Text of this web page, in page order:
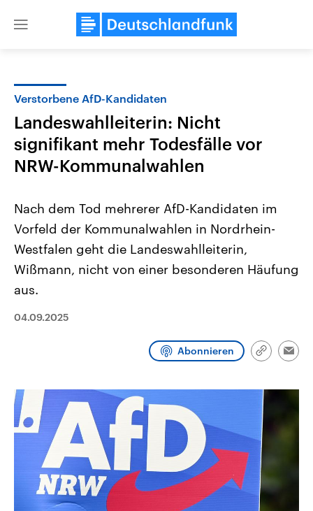
Close
USA
Aktuelle Beiträge, Analysen und
Hintergründe
Wirtschaftlich und militärisch
gehören die Vereinigten Staaten zu
aktuelle Weltgeschehen.
Nahostkonflikt
Aktuelle Lage und
Der Überfall der
Terrororganisation Hamas
Programm Podcasts
Audio-Archiv
Verstorbene AfD-Kandidaten
Landeswahlleiterin: Nicht
signifikant mehr Todesfälle vor
NRW-Kommunalwahlen
Nach dem Tod mehrerer AfD-Kandidaten im
Vorfeld der Kommunalwahlen in Nordrhein-
Westfalen geht die Landeswahlleiterin,
Wißmann, nicht von einer besonderen Häufung
aus.
04.09.2025
Abonnieren
Link